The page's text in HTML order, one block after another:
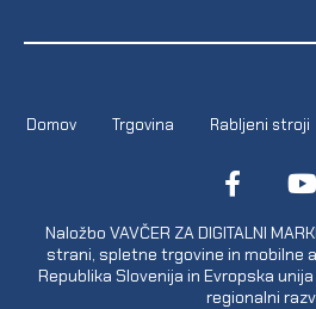
Domov Trgovina Rabljeni stroji
Naložbo VAVČER ZA DIGITALNI
strani, spletne trgovine in mobilne
Republika Slovenija in Evropska
regionalni